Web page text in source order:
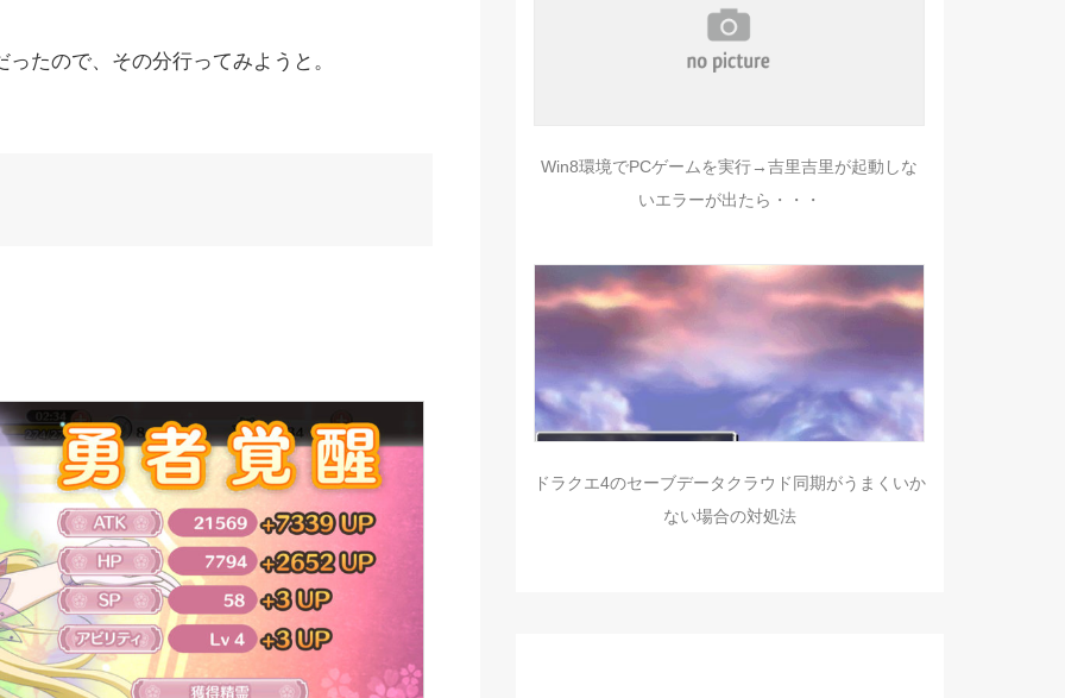
たので、その分行ってみようと。
Win8環境でPCゲームを実行→吉里吉里が起動しな
いエラーが出たら・・・
ドラクエ4のセーブデータクラウド同期がうまくいか
ない場合の対処法